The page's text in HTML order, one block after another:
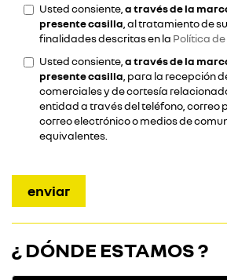
Usted consiente, a través de la
presente casilla , al tratamiento de
finalidades descritas en la Política
Usted consiente, a través de la
presente casilla , para la recepción
comerciales y de cortesía
entidad a través del teléfono, correo
correo electrónico o medios de
equivalentes.
¿ DÓNDE ESTAMOS ?